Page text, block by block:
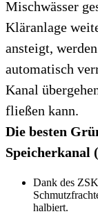
Mischwässer
Kläranlage
ansteigt,
automatisch
Kanal
fließen kann.
Die besten
Speicherkanal
Dank des
halbiert.